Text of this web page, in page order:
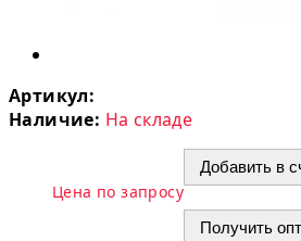
Артикул:
Наличие: На складе
Цена по запросу
Добавить в
Получить